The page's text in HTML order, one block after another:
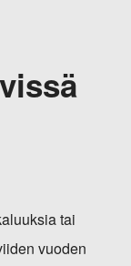
tai
vuoden